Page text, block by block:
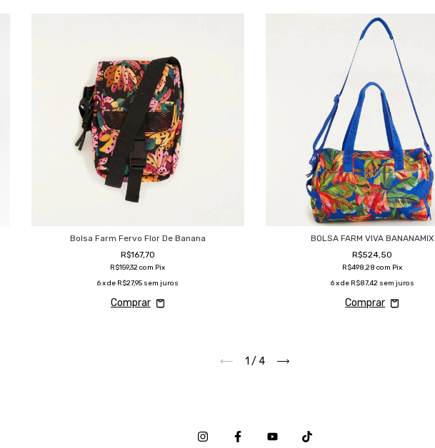
Bolsa Farm Fervo Flor De Banana
R$167,70
R$159,32com Pix
6x de R$27,95 sem juros
BOLSA FARM VIVA BANANAMIX
R$524,50
R$498,28com Pix
6x de R$87,42 sem juros
1 / 4